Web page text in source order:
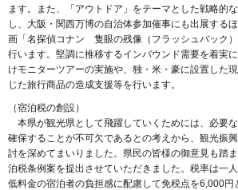
ます。また、「アウトドア」をテーマとした戦略的
し、大阪・関西万博の自治体参加催事にも出展する
画「名探偵コナン 隻眼の残像（フラッシュバック
行います。堅調に推移するインバウンド需要を着実
けモニターツアーの実施や、独・米・豪に設置した
じた旅行商品の造成支援等を行います。
（宿泊税の創設）
本県が観光県として飛躍していくためには、必要
確保することが不可欠であるとの考えから、観光振
討を深めてまいりました。県民の皆様の御意見も踏
泊税条例案を提出させていただきました。税率は一
低料金の宿泊者の負担感に配慮して免税点を6,000円